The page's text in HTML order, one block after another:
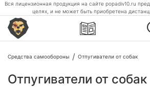
Вся лицензионная продукция на сайте popadiv10.ru
целях, и не может быть приобретена
Средства самообороны Отпугиватели от собак
Отпугиватели от собак